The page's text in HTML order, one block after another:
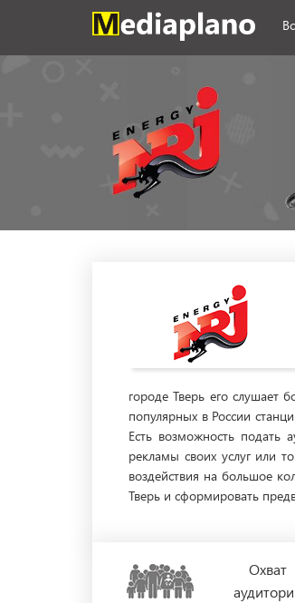
городе Тверь его слушает
популярных в России
Есть возможность
рекламы своих услуг или
воздействия на большое
Тверь и сформировать
Охват